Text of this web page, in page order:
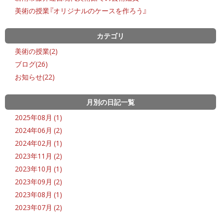
美術の授業『オリジナルのケースを作ろう』
カテゴリ
美術の授業(2)
ブログ(26)
お知らせ(22)
月別の日記一覧
2025年08月 (1)
2024年06月 (2)
2024年02月 (1)
2023年11月 (2)
2023年10月 (1)
2023年09月 (2)
2023年08月 (1)
2023年07月 (2)